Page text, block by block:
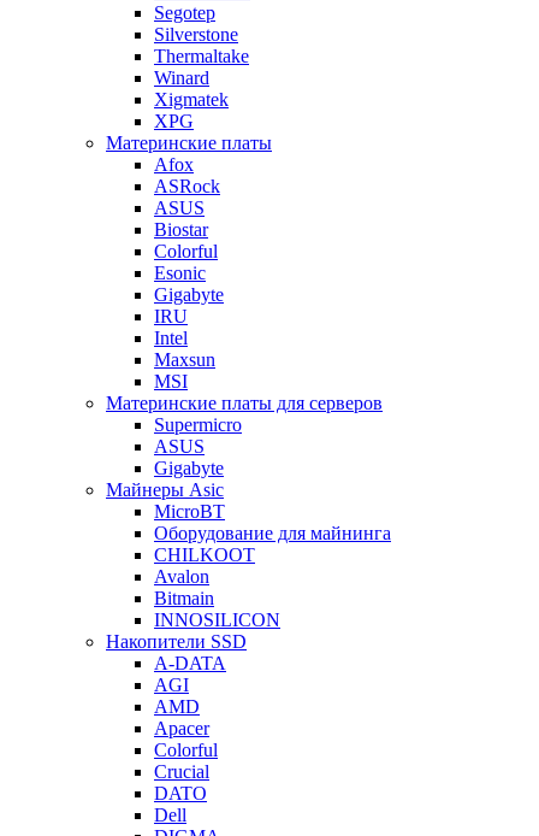
Segotep
Silverstone
Thermaltake
Winard
Xigmatek
XPG
Материнские платы
Afox
ASRock
ASUS
Biostar
Colorful
Esonic
Gigabyte
IRU
Intel
Maxsun
MSI
Материнские платы для серверов
Supermicro
ASUS
Gigabyte
Майнеры Asic
MicroBT
Оборудование для майнинга
CHILKOOT
Avalon
Bitmain
INNOSILICON
Накопители SSD
A-DATA
AGI
AMD
Apacer
Colorful
Crucial
DATO
Dell